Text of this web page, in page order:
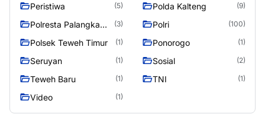
Peristiwa (5) Polda Kalteng (9)
Polresta Palangka
(3) Polri (100)
Polsek Teweh Timur (1) Ponorogo (1)
Seruyan (1) Sosial (2)
Teweh Baru (1) TNI (1)
Video (1)